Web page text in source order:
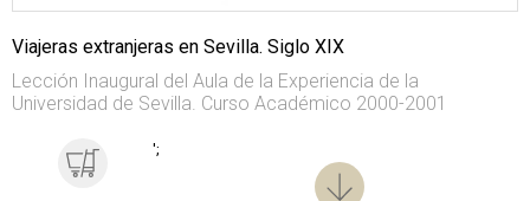
Viajeras extranjeras en Sevilla. Siglo XIX
Lección Inaugural del Aula de la Experiencia de la
Universidad de Sevilla. Curso Académico 2000-2001
';